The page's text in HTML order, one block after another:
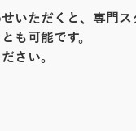
いただくと、専門
も可能です。
さい。